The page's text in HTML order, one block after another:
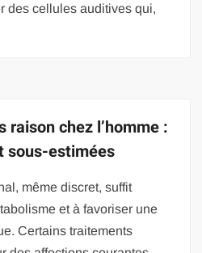
des cellules auditives qui,
raison chez l’homme :
sous-estimées
même discret, suffit
et à favoriser une
Certains traitements